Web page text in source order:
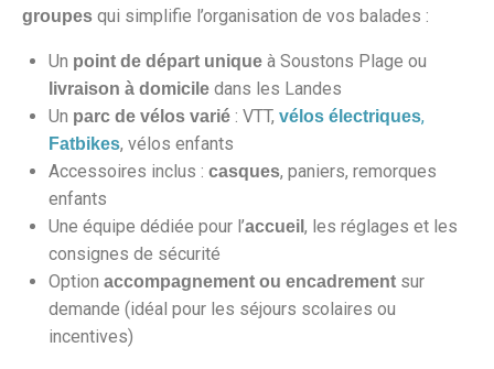
groupes qui simplifie l’organisation de vos balades :
Un point de départ unique à Soustons Plage ou
livraison à domicile dans les Landes
Un parc de vélos varié : VTT, vélos électriques,
Fatbikes, vélos enfants
Accessoires inclus : casques, paniers, remorques
enfants
Une équipe dédiée pour l’accueil , les réglages et les
consignes de sécurité
Option accompagnement ou encadrement sur
demande (idéal pour les séjours scolaires ou
incentives)